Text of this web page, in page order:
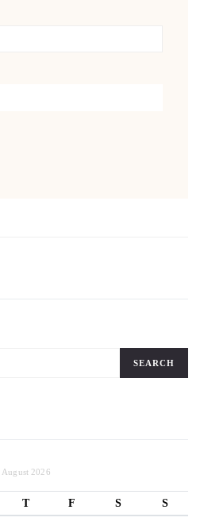
SEARCH
August 2026
T F S S